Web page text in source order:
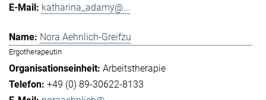
katharina_adamy@...
Nora Aehnlich-Greifzu
Ergotherapeutin
Arbeitstherapie
+49 (0) 89-30622-8133